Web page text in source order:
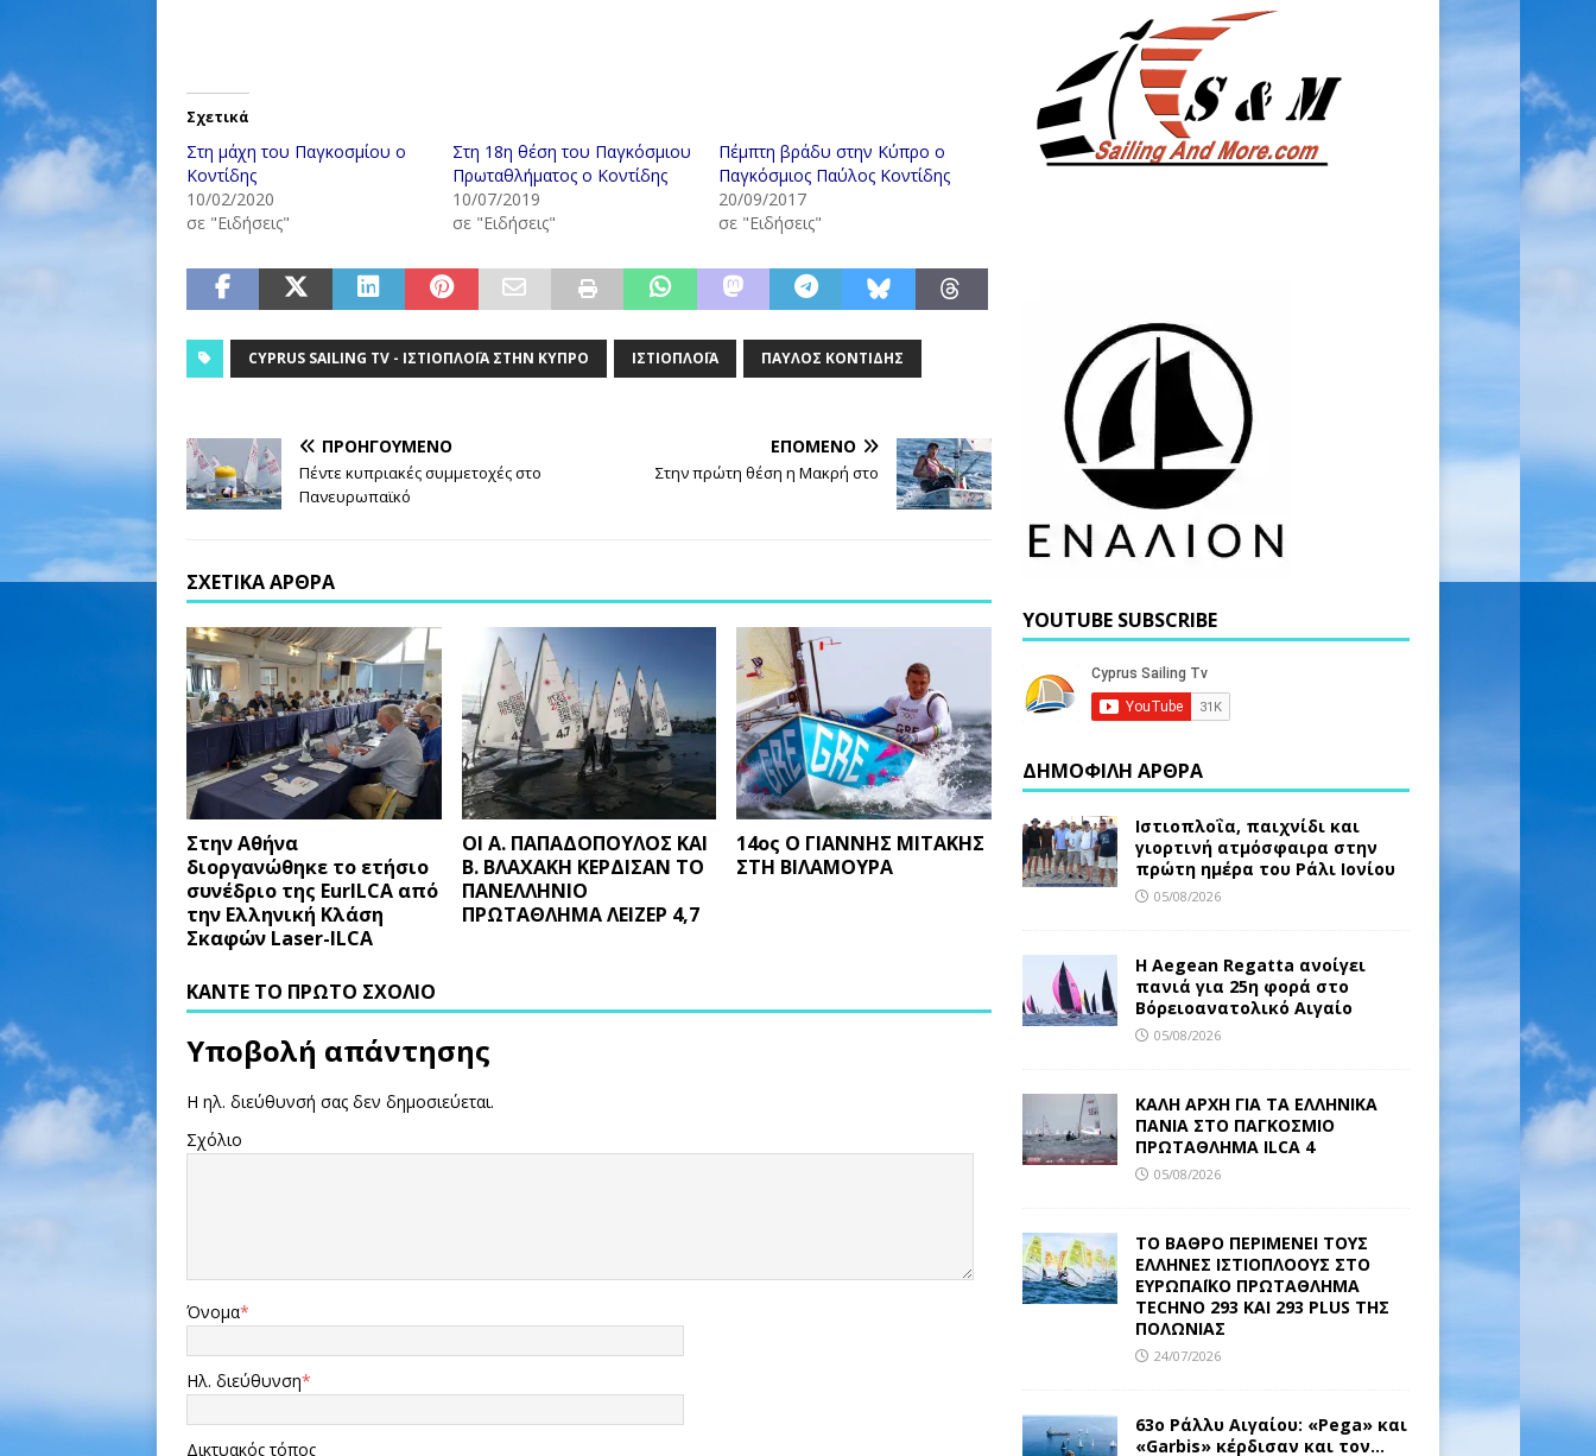
Σχετικά
Στη μάχη του Παγκοσμίου ο
Κοντίδης
10/02/2020
σε "Ειδήσεις"
Στη 18η θέση του Παγκόσμιου
Πρωταθλήματος ο Κοντίδης
10/07/2019
σε "Ειδήσεις"
Πέμπτη βράδυ στην Κύπρο ο
Παγκόσμιος Παύλος Κοντίδης
20/09/2017
σε "Ειδήσεις"
CYPRUS SAILING TV - ΙΣΤΙΟΠΛΟΪ́Α ΣΤΗΝ ΚΎΠΡΟ ΙΣΤΙΟΠΛΟΪ́Α ΠΑΎΛΟΣ ΚΟΝΤΊΔΗΣ
ΠΡΟΗΓΟΎΜΕΝΟ
Πέντε κυπριακές συμμετοχές στο
Πανευρωπαϊκό
ΕΠΌΜΕΝΟ
Στην πρώτη θέση η Μακρή στο
ΣΧΕΤΙΚΆ ΆΡΘΡΑ
Στην Αθήνα
διοργανώθηκε το ετήσιο
συνέδριο της EurILCA από
την Ελληνική Κλάση
Σκαφών Laser-ILCA
ΟΙ Α. ΠΑΠΑΔΟΠΟΥΛΟΣ ΚΑΙ
Β. ΒΛΑΧΑΚΗ ΚΕΡΔΙΣΑΝ ΤΟ
ΠΑΝΕΛΛΗΝΙΟ
ΠΡΩΤΑΘΛΗΜΑ ΛΕΙΖΕΡ 4,7
14ος Ο ΓΙΑΝΝΗΣ ΜΙΤΑΚΗΣ
ΣΤΗ ΒΙΛΑΜΟΥΡΑ
ΚΆΝΤΕ ΤΟ ΠΡΏΤΟ ΣΧΌΛΙΟ
Υποβολή απάντησης
Η ηλ. διεύθυνσή σας δεν δημοσιεύεται.
Σχόλιο
Όνομα*
Ηλ. διεύθυνση*
Δικτυακός τόπος
YOUTUBE SUBSCRIBE
ΔΗΜΟΦΙΛΗ ΑΡΘΡΑ
Ιστιοπλοΐα, παιχνίδι και
γιορτινή ατμόσφαιρα στην
πρώτη ημέρα του Ράλι Ιονίου
05/08/2026
Η Aegean Regatta ανοίγει
πανιά για 25η φορά στο
Βόρειοανατολικό Αιγαίο
05/08/2026
ΚΑΛΗ ΑΡΧΗ ΓΙΑ ΤΑ ΕΛΛΗΝΙΚΑ
ΠΑΝΙΑ ΣΤΟ ΠΑΓΚΟΣΜΙΟ
ΠΡΩΤΑΘΛΗΜΑ ILCA 4
05/08/2026
ΤΟ ΒΑΘΡΟ ΠΕΡΙΜΕΝΕΙ ΤΟΥΣ
ΕΛΛΗΝΕΣ ΙΣΤΙΟΠΛΟΟΥΣ ΣΤΟ
ΕΥΡΩΠΑΪΚΟ ΠΡΩΤΑΘΛΗΜΑ
TECHNO 293 ΚΑΙ 293 PLUS ΤΗΣ
ΠΟΛΩΝΙΑΣ
24/07/2026
63ο Ράλλυ Αιγαίου: «Pega» και
«Garbis» κέρδισαν και τον…